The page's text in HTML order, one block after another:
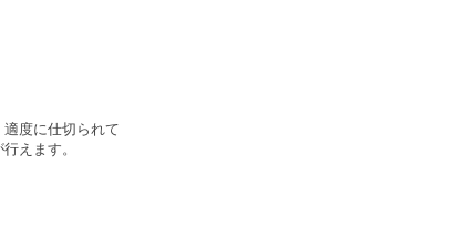
度に仕切られて
えます。